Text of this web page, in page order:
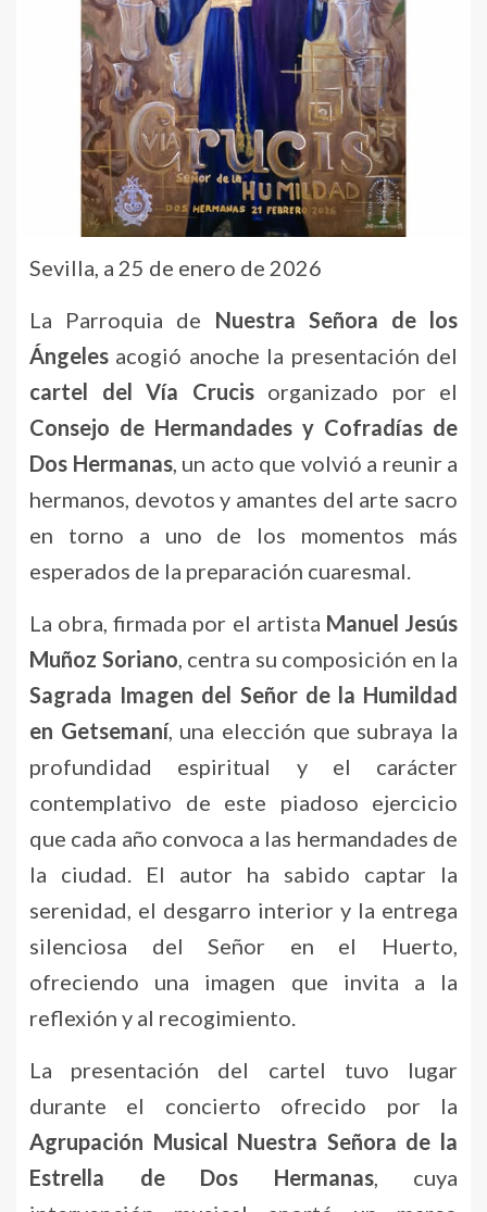
Sevilla, a 25 de enero de 2026
La Parroquia de Nuestra Señora de los
Ángeles acogió anoche la presentación del
cartel del Vía Crucisorganizado por el
Consejo de Hermandades y Cofradías de
Dos Hermanas, un acto que volvió a reunir a
hermanos, devotos y amantes del arte sacro
en torno a uno de los momentos más
esperados de la preparación cuaresmal.
La obra, firmada por el artista Manuel Jesús
Muñoz Soriano, centra su composición en la
Sagrada Imagen del Señor de la Humildad
en Getsemaní, una elección que subraya la
profundidad espiritual y el carácter
contemplativo de este piadoso ejercicio
que cada año convoca a las hermandades de
la ciudad. El autor ha sabido captar la
serenidad, el desgarro interior y la entrega
silenciosa del Señor en el Huerto,
ofreciendo una imagen que invita a la
reflexión y al recogimiento.
La presentación del cartel tuvo lugar
durante el concierto ofrecido por la
Agrupación Musical Nuestra Señora de la
Estrella de Dos Hermanas, cuya